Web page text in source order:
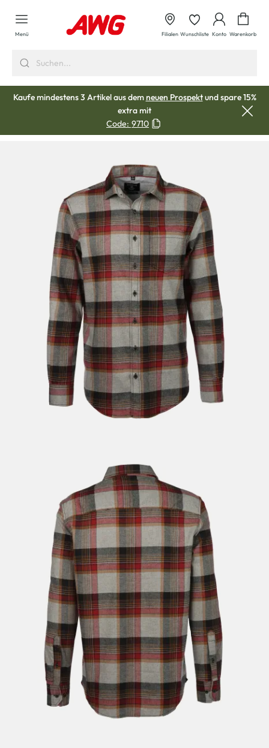
springen
Menü Filialen Wunschliste Konto Warenkorb
Kaufe mindestens 3 Artikel aus demneuen Prospektund spare 15%
extra mit
Code: 9710